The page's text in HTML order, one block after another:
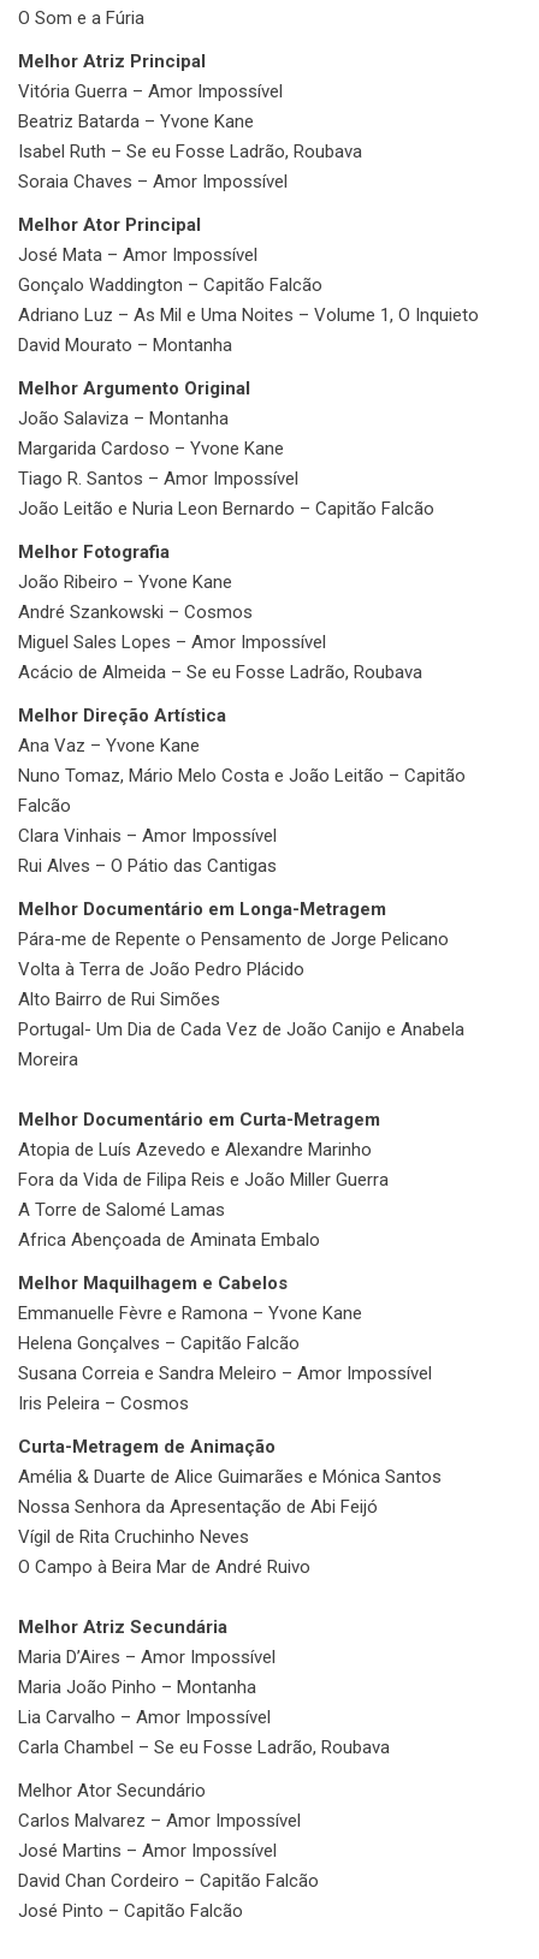
O Som e a Fúria
Melhor Atriz Principal
Vitória Guerra – Amor Impossível
Beatriz Batarda – Yvone Kane
Isabel Ruth – Se eu Fosse Ladrão, Roubava
Soraia Chaves – Amor Impossível
Melhor Ator Principal
José Mata – Amor Impossível
Gonçalo Waddington – Capitão Falcão
Adriano Luz – As Mil e Uma Noites – Volume 1, O Inquieto
David Mourato – Montanha
Melhor Argumento Original
João Salaviza – Montanha
Margarida Cardoso – Yvone Kane
Tiago R. Santos – Amor Impossível
João Leitão e Nuria Leon Bernardo – Capitão Falcão
Melhor Fotografia
João Ribeiro – Yvone Kane
André Szankowski – Cosmos
Miguel Sales Lopes – Amor Impossível
Acácio de Almeida – Se eu Fosse Ladrão, Roubava
Melhor Direção Artística
Ana Vaz – Yvone Kane
Nuno Tomaz, Mário Melo Costa e João Leitão – Capitão
Falcão
Clara Vinhais – Amor Impossível
Rui Alves – O Pátio das Cantigas
Melhor Documentário em Longa-Metragem
Pára-me de Repente o Pensamento de Jorge Pelicano
Volta à Terra de João Pedro Plácido
Alto Bairro de Rui Simões
Portugal- Um Dia de Cada Vez de João Canijo e Anabela
Moreira
Melhor Documentário em Curta-Metragem
Atopia de Luís Azevedo e Alexandre Marinho
Fora da Vida de Filipa Reis e João Miller Guerra
A Torre de Salomé Lamas
Africa Abençoada de Aminata Embalo
Melhor Maquilhagem e Cabelos
Emmanuelle Fèvre e Ramona – Yvone Kane
Helena Gonçalves – Capitão Falcão
Susana Correia e Sandra Meleiro – Amor Impossível
Iris Peleira – Cosmos
Curta-Metragem de Animação
Amélia & Duarte de Alice Guimarães e Mónica Santos
Nossa Senhora da Apresentação de Abi Feijó
Vígil de Rita Cruchinho Neves
O Campo à Beira Mar de André Ruivo
Melhor Atriz Secundária
Maria D’Aires – Amor Impossível
Maria João Pinho – Montanha
Lia Carvalho – Amor Impossível
Carla Chambel – Se eu Fosse Ladrão, Roubava
Melhor Ator Secundário
Carlos Malvarez – Amor Impossível
José Martins – Amor Impossível
David Chan Cordeiro – Capitão Falcão
José Pinto – Capitão Falcão